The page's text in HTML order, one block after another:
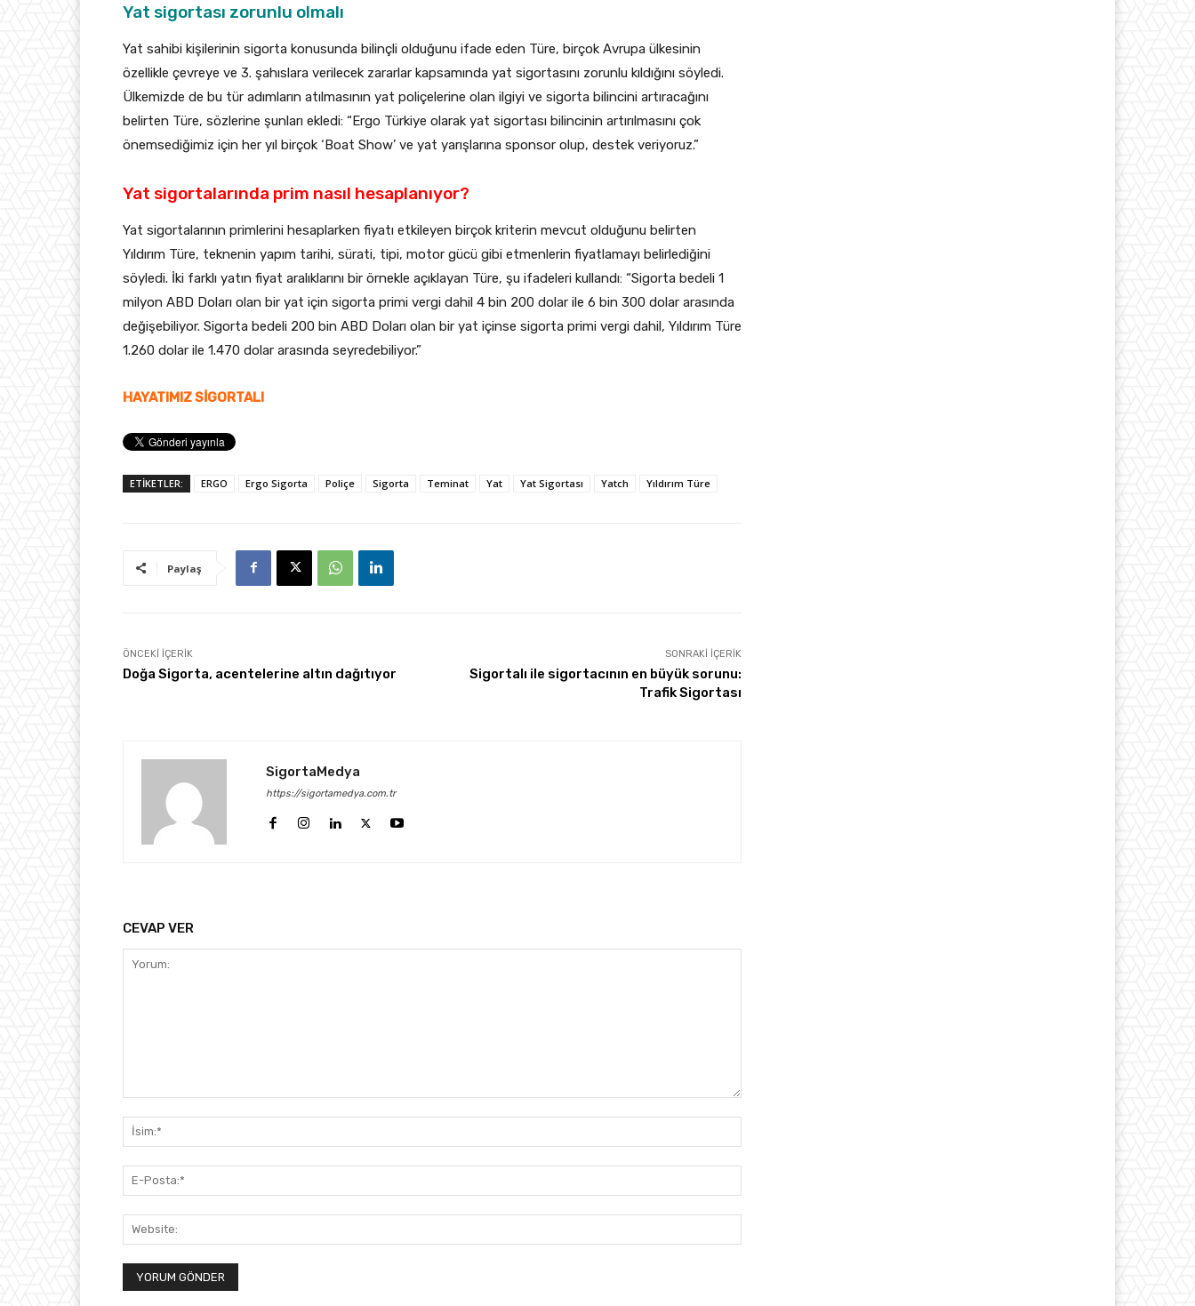
Yat sigortası zorunlu olmalı
Yat sahibi kişilerinin sigorta konusunda bilinçli olduğunu ifade eden Türe, birçok Avrupa ülkesinin
özellikle çevreye ve 3. şahıslara verilecek zararlar kapsamında yat sigortasını zorunlu kıldığını söyledi.
Ülkemizde de bu tür adımların atılmasının yat poliçelerine olan ilgiyi ve sigorta bilincini artıracağını
belirten Türe, sözlerine şunları ekledi: “Ergo Türkiye olarak yat sigortası bilincinin artırılmasını çok
önemsediğimiz için her yıl birçok ‘Boat Show’ ve yat yarışlarına sponsor olup, destek veriyoruz.”
Yat sigortalarında prim nasıl hesaplanıyor?
Yat sigortalarının primlerini hesaplarken fiyatı etkileyen birçok kriterin mevcut olduğunu belirten
Yıldırım Türe, teknenin yapım tarihi, sürati, tipi, motor gücü gibi etmenlerin fiyatlamayı belirlediğini
söyledi. İki farklı yatın fiyat aralıklarını bir örnekle açıklayan Türe, şu ifadeleri kullandı: “Sigorta bedeli 1
milyon ABD Doları olan bir yat için sigorta primi vergi dahil 4 bin 200 dolar ile 6 bin 300 dolar arasında
değişebiliyor. Sigorta bedeli 200 bin ABD Doları olan bir yat içinse sigorta primi vergi dahil, Yıldırım Türe
1.260 dolar ile 1.470 dolar arasında seyredebiliyor.”
HAYATIMIZ SİGORTALI
ETİKETLER: ERGO Ergo Sigorta Poliçe Sigorta Teminat Yat Yat Sigortası Yatch Yıldırım Türe
Paylaş
ÖNCEKI İÇERIK
Doğa Sigorta, acentelerine altın dağıtıyor
SONRAKI İÇERIK
Sigortalı ile sigortacının en büyük sorunu:
Trafik Sigortası
SigortaMedya
https://sigortamedya.com.tr
CEVAP VER
Posta:*